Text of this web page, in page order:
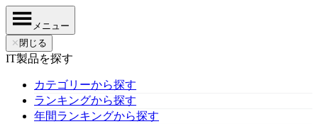
メニュー
✕ 閉じる
IT製品を探す
カテゴリーから探す
ランキングから探す
年間ランキングから探す